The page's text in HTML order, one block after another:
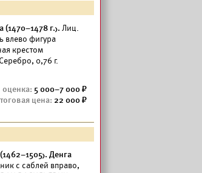
(1470–1478 г.). Лиц.
влево фигура
крестом
0,76 г.
5 000–7 000
22 000
Денга
с саблей вправо,